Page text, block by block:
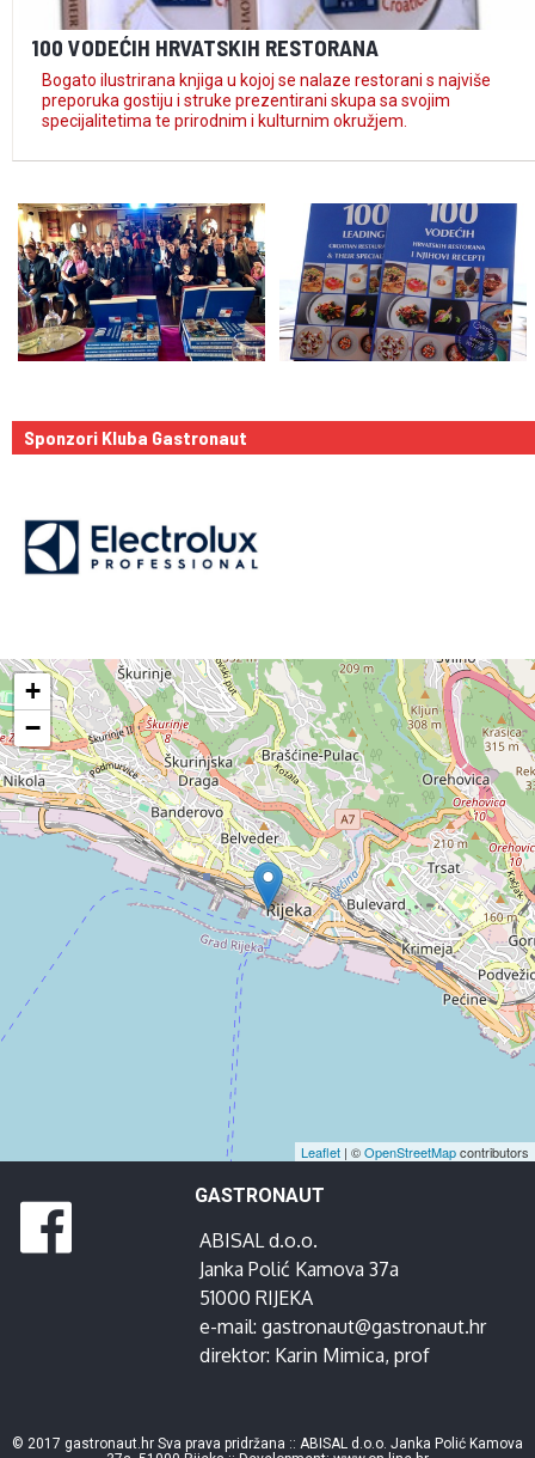
100 VODEĆIH HRVATSKIH RESTORANA
Bogato ilustrirana knjiga u kojoj se nalaze restorani s najviše
preporuka gostiju i struke prezentirani skupa sa svojim
specijalitetima te prirodnim i kulturnim okružjem.
Sponzori Kluba Gastronaut
+
−
Leaflet | ©OpenStreetMapcontributors
GASTRONAUT
ABISAL d.o.o.
Janka Polić Kamova 37a
51000 RIJEKA
e-mail: gastronaut@gastronaut.hr
direktor: Karin Mimica, prof
© 2017 gastronaut.hr Sva prava pridržana :: ABISAL d.o.o. Janka Polić Kamova